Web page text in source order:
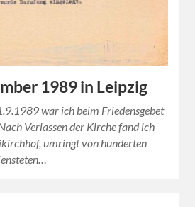
1989 in Leipzig
war ich beim Friedensgebet
Verlassen der Kirche fand ich
umringt von hunderten